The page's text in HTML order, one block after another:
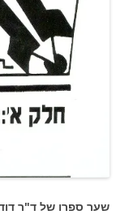
שער ספרו של ד"ר